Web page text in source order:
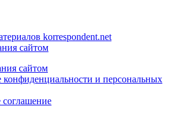
korrespondent.net
сайтом
сайтом
конфиденциальности и персональных
соглашение